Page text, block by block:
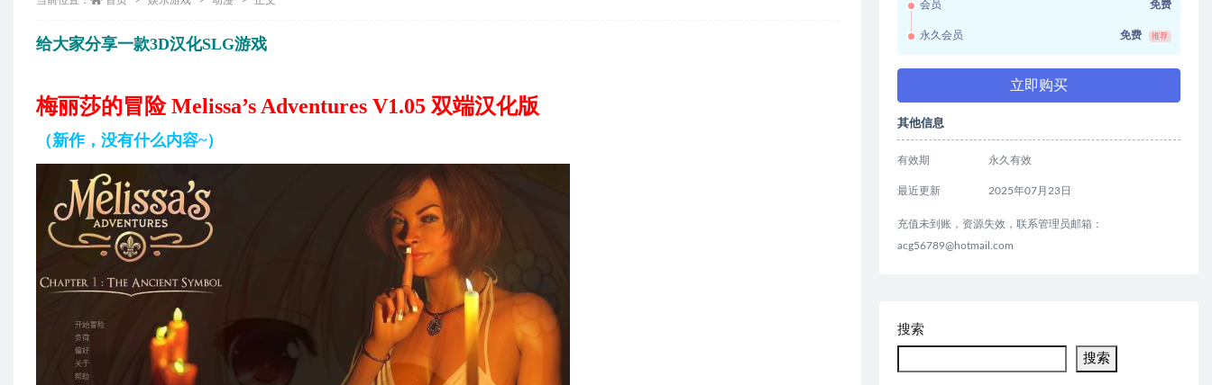
给大家分享一款3D汉化SLG游戏
梅丽莎的冒险 Melissa’s Adventures V1.05 双端汉化版
（新作，没有什么内容~）
会员 免费
永久会员 免费 推荐
立即购买
其他信息
有效期 永久有效
最近更新 2025年07月23日
充值未到账，资源失效，联系管理员邮箱：
acg56789@hotmail.com
搜索
搜索